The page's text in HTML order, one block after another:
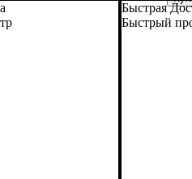
ширина,
высота,
глубина,
Быстрая
Быстрый